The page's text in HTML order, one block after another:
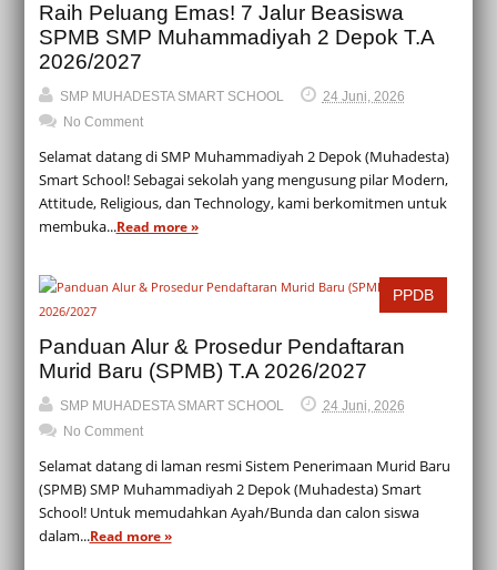
Raih Peluang Emas! 7 Jalur Beasiswa
SPMB SMP Muhammadiyah 2 Depok T.A
2026/2027
SMP MUHADESTA SMART SCHOOL
24 Juni, 2026
No Comment
Selamat datang di SMP Muhammadiyah 2 Depok (Muhadesta)
Smart School! Sebagai sekolah yang mengusung pilar Modern,
Attitude, Religious, dan Technology, kami berkomitmen untuk
membuka...Read more »
PPDB
Panduan Alur & Prosedur Pendaftaran
Murid Baru (SPMB) T.A 2026/2027
SMP MUHADESTA SMART SCHOOL
24 Juni, 2026
No Comment
Selamat datang di laman resmi Sistem Penerimaan Murid Baru
(SPMB) SMP Muhammadiyah 2 Depok (Muhadesta) Smart
School! Untuk memudahkan Ayah/Bunda dan calon siswa
dalam...Read more »